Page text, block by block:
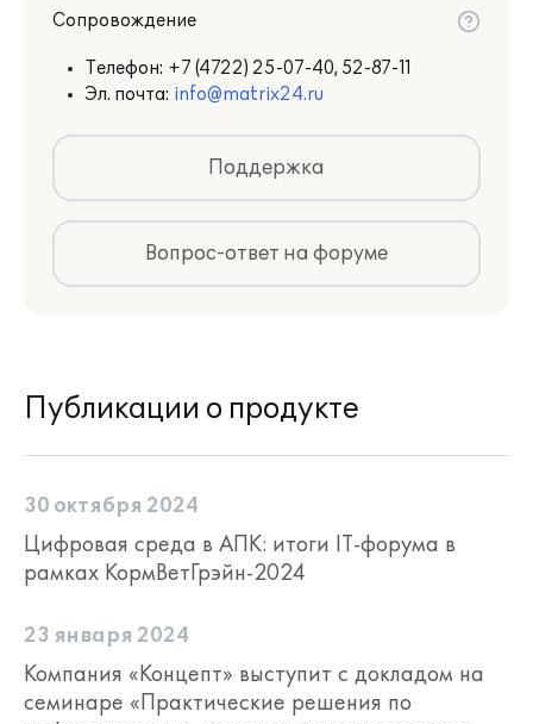
Сопровождение
Телефон: +7 (4722) 25-07-40, 52-87-11
Эл. почта: info@matrix24.ru
Поддержка
Вопрос-ответ на форуме
Публикации о продукте
30 октября 2024
Цифровая среда в АПК: итоги IT-форума в
рамках КормВетГрэйн-2024
23 января 2024
Компания «Концепт» выступит с докладом на
семинаре «Практические решения по